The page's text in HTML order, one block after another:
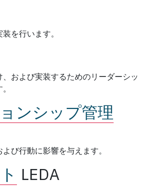
を行います。
および実装するためのリーダーシッ
ンシップ管理
び行動に影響を与えます。
LEDA